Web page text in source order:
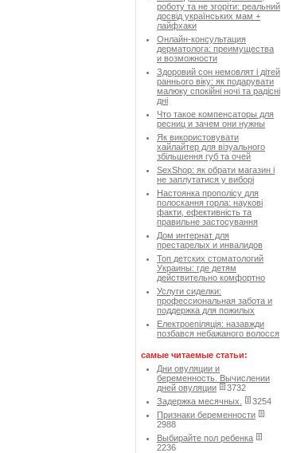
роботу та не згоріти: реальний
досвід українських мам +
лайфхаки
Онлайн-консультация
дерматолога: преимущества
и возможности
Здоровий сон немовлят і дітей
раннього віку: як подарувати
малюку спокійні ночі та радісні
дні
Что такое компенсаторы для
ресниц и зачем они нужны
Як використовувати
хайлайтер для візуального
збільшення губ та очей
SexShop: як обрати магазин і
не заплутатися у виборі
Настоянка прополісу для
полоскання горла: наукові
факти, ефективність та
правильне застосування
Дом интернат для
престарелых и инвалидов
Топ детских стоматологий
Украины: где детям
действительно комфортно
Услуги сиделки:
профессиональная забота и
поддержка для пожилых
Електроепіляція: назавжди
позбався небажаного волосся
самые читаемые статьи:
Дни овуляции и
беременность. Вычислении
дней овуляции
3732
Задержка месячных.
3254
Признаки беременности
2988
Выбирайте пол ребенка
2236